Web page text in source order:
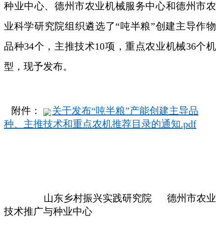
种业中心、德州市农业机械服务中心和德州市农
业科学研究院组织遴选了“吨半粮”创建主导作物
品种34个，主推技术10项，重点农业机械36个机
型，现予发布。
附件：
关于发布“吨半粮”产能创建主导品
种、主推技术和重点农机推荐目录的通知.pdf
山东乡村振兴实践研究院 德州市农业
技术推广与种业中心